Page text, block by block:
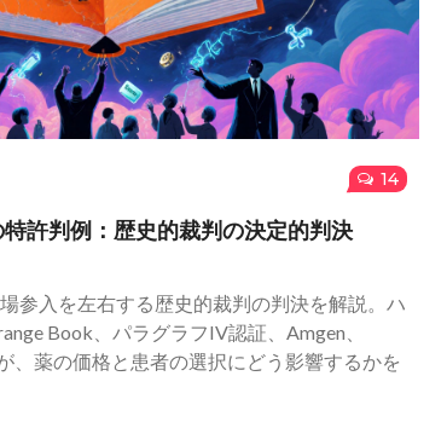
14
許判例：歴史的裁判の決定的判決
参入を左右する歴史的裁判の判決を解説。ハ
Book、パラグラフIV認証、Amgen、
、薬の価格と患者の選択にどう影響するかを